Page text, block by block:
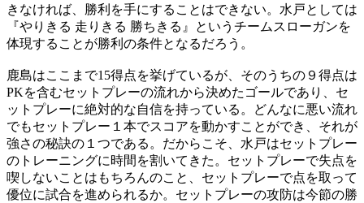
きなければ、勝利を手にすることはできない。水戸としては
『やりきる 走りきる 勝ちきる』というチームスローガンを
体現することが勝利の条件となるだろう。
鹿島はここまで15得点を挙げているが、そのうちの９得点は
PKを含むセットプレーの流れから決めたゴールであり、セ
ットプレーに絶対的な自信を持っている。どんなに悪い流れ
でもセットプレー１本でスコアを動かすことができ、それが
強さの秘訣の１つである。だからこそ、水戸はセットプレー
のトレーニングに時間を割いてきた。セットプレーで失点を
喫しないことはもちろんのこと、セットプレーで点を取って
優位に試合を進められるか。セットプレーの攻防は今節の勝